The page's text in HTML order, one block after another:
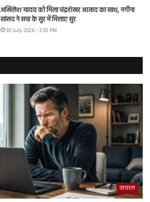
अखिलेश यादव को मिला चंद्रशेखर आजाद का साथ, नगीना
सांसद ने सपा के सुर में मिलाए सुर
30 July 2026 - 3:03 PM
वायरल